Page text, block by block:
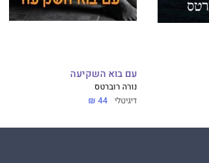
עם בוא השקיעה
נורה רוברטס
דיגיטלי 44 ₪